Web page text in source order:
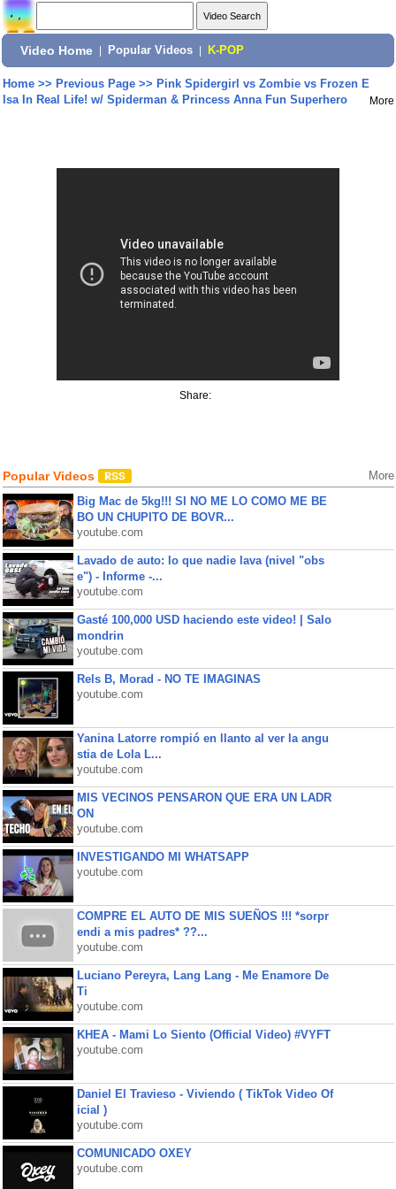
Video Home Popular Videos K-POP
Home>> Previous Page>> Pink Spidergirl vs Zombie vs Frozen E
lsa In Real Life! w/ Spiderman & Princess Anna Fun Superhero
More
Share:
Popular Videos More
Big Mac de 5kg!!! SI NO ME LO COMO ME BE
BO UN CHUPITO DE BOVR...
youtube.com
Lavado de auto: lo que nadie lava (nivel "obs
e") - Informe -...
youtube.com
Gasté 100,000 USD haciendo este video! | Salo
mondrin
youtube.com
Rels B, Morad - NO TE IMAGINAS
youtube.com
Yanina Latorre rompió en llanto al ver la angu
stia de Lola L...
youtube.com
MIS VECINOS PENSARON QUE ERA UN LADR
ON
youtube.com
INVESTIGANDO MI WHATSAPP
youtube.com
COMPRE EL AUTO DE MIS SUEÑOS !!! *sorpr
endi a mis padres* ??...
youtube.com
Luciano Pereyra, Lang Lang - Me Enamore De
Ti
youtube.com
KHEA - Mami Lo Siento (Official Video) #VYFT
youtube.com
Daniel El Travieso - Viviendo ( TikTok Video Of
icial )
youtube.com
COMUNICADO OXEY
youtube.com